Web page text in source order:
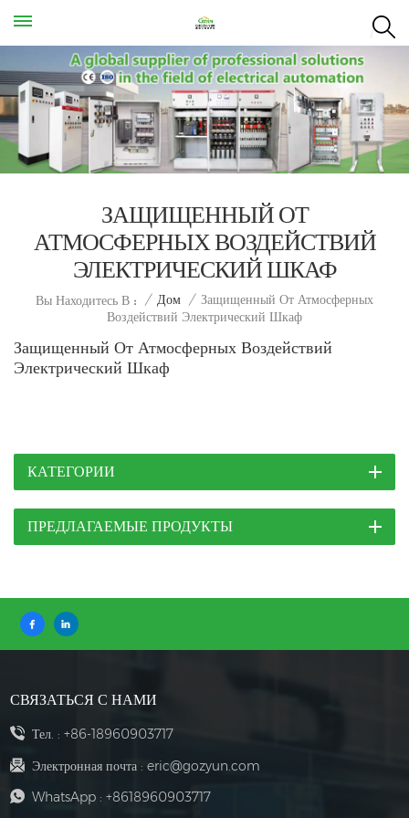
ЗАЩИЩЕННЫЙ ОТ
АТМОСФЕРНЫХ ВОЗДЕЙСТВИЙ
ЭЛЕКТРИЧЕСКИЙ ШКАФ
Вы Находитесь В : / Дом / Защищенный От Атмосферных
Воздействий Электрический Шкаф
Защищенный От Атмосферных Воздействий
Электрический Шкаф
КАТЕГОРИИ
ПРЕДЛАГАЕМЫЕ ПРОДУКТЫ
СВЯЗАТЬСЯ С НАМИ
Тел. : +86-18960903717
Электронная почта : eric@gozyun.com
WhatsApp : +8618960903717